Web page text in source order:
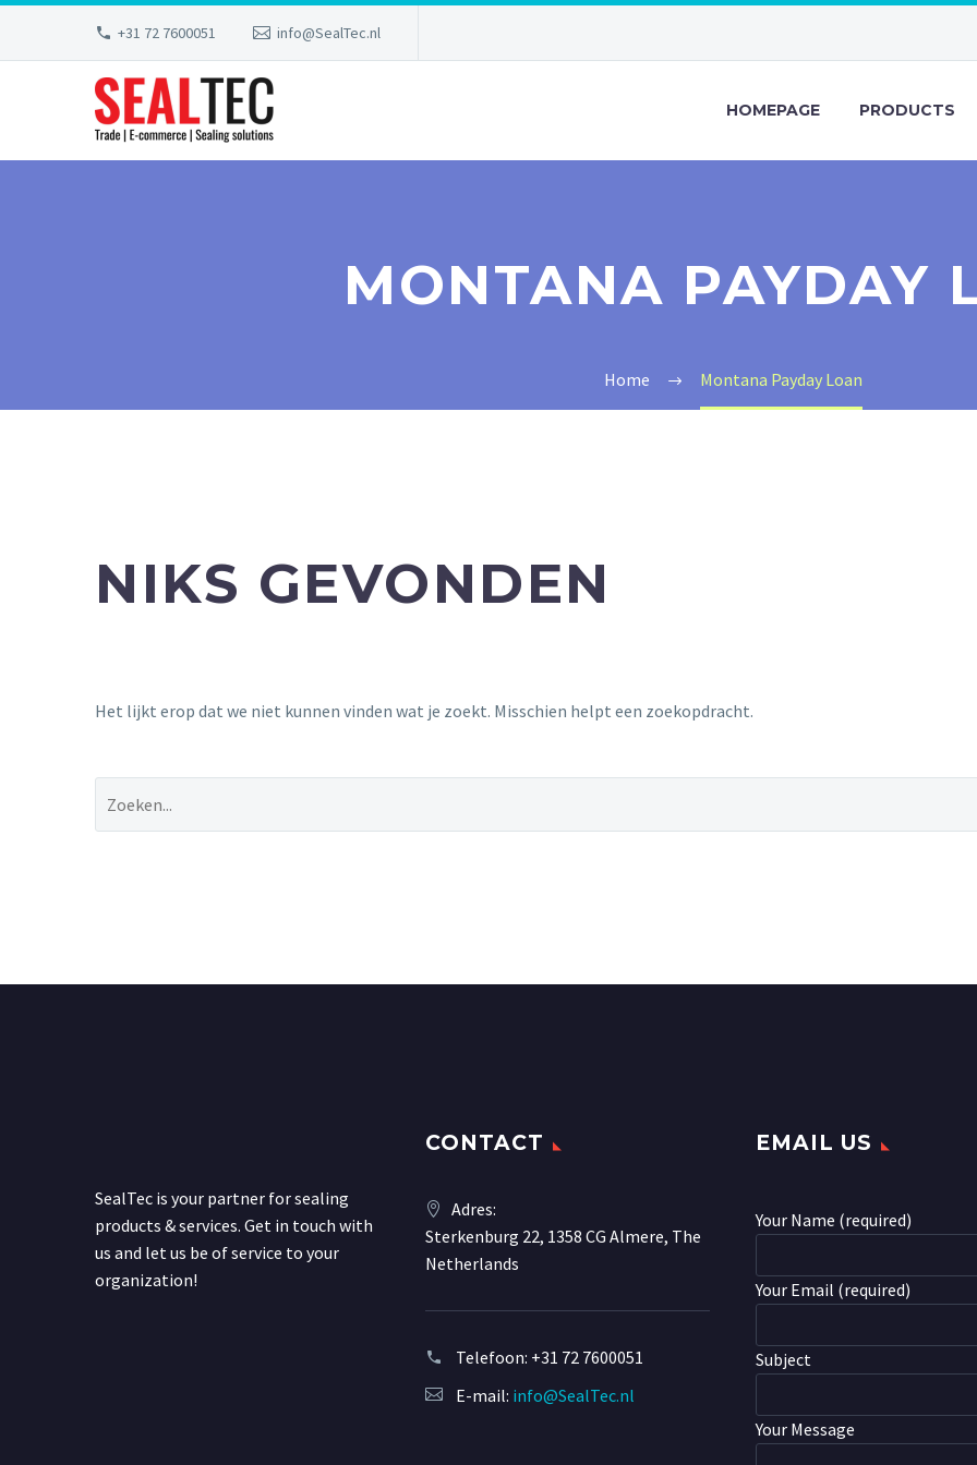
+31 72 7600051 info@SealTec.nl
HOMEPAGE PRODUCTS
MONTANA PAYDAY
Home Montana Payday Loan
NIKS GEVONDEN
Het lijkt erop dat we niet kunnen vinden wat je zoekt. Misschien helpt een zoekopdracht.
SealTec is your partner for sealing
products & services. Get in touch with
us and let us be of service to your
organization!
CONTACT
Adres:
Sterkenburg 22, 1358 CG Almere, The
Netherlands
Telefoon: +31 72 7600051
E-mail: info@SealTec.nl
EMAIL US
Your Name (required)
Your Email (required)
Subject
Your Message